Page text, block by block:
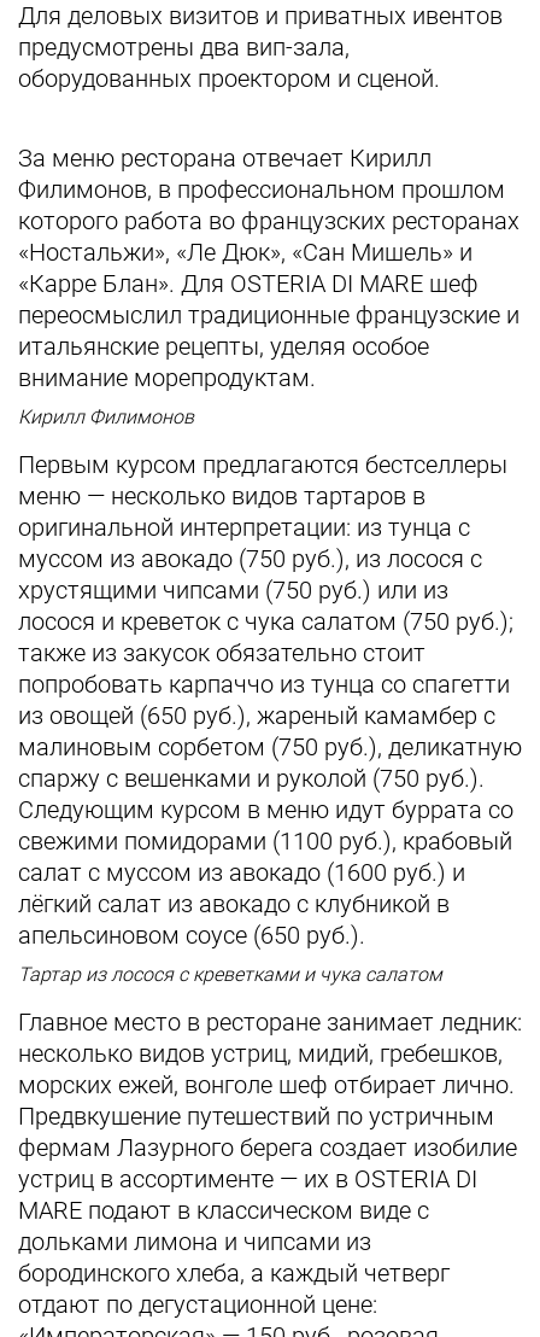
Для деловых визитов и приватных ивентов
предусмотрены два вип-зала,
оборудованных проектором и сценой.
За меню ресторана отвечает Кирилл
Филимонов, в профессиональном прошлом
которого работа во французских ресторанах
«Ностальжи», «Ле Дюк», «Сан Мишель» и
«Карре Блан». Для OSTERIA DI MARE шеф
переосмыслил традиционные французские и
итальянские рецепты, уделяя особое
внимание морепродуктам.
Кирилл Филимонов
Первым курсом предлагаются бестселлеры
меню — несколько видов тартаров в
оригинальной интерпретации: из тунца с
муссом из авокадо (750 руб.), из лосося с
хрустящими чипсами (750 руб.) или из
лосося и креветок с чука салатом (750 руб.);
также из закусок обязательно стоит
попробовать карпаччо из тунца со спагетти
из овощей (650 руб.), жареный камамбер с
малиновым сорбетом (750 руб.), деликатную
спаржу с вешенками и руколой (750 руб.).
Следующим курсом в меню идут буррата со
свежими помидорами (1100 руб.), крабовый
салат с муссом из авокадо (1600 руб.) и
лёгкий салат из авокадо с клубникой в
апельсиновом соусе (650 руб.).
Тартар из лосося с креветками и чука салатом
Главное место в ресторане занимает ледник:
несколько видов устриц, мидий, гребешков,
морских ежей, вонголе шеф отбирает лично.
Предвкушение путешествий по устричным
фермам Лазурного берега создает изобилие
устриц в ассортименте — их в OSTERIA DI
MARE подают в классическом виде с
дольками лимона и чипсами из
бородинского хлеба, а каждый четверг
отдают по дегустационной цене: